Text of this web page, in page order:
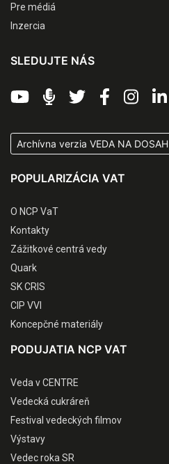
Pre médiá
Inzercia
SLEDUJTE NÁS
Archívna verzia VEDA NA DOSAH
POPULARIZÁCIA VAT
O NCP VaT
Kontakty
Zážitkové centrá vedy
Quark
SK CRIS
CIP VVI
Koncepčné materiály
PODUJATIA NCP VAT
Veda v CENTRE
Vedecká cukráreň
Festival vedeckých filmov
Výstavy
Vedec roka SR